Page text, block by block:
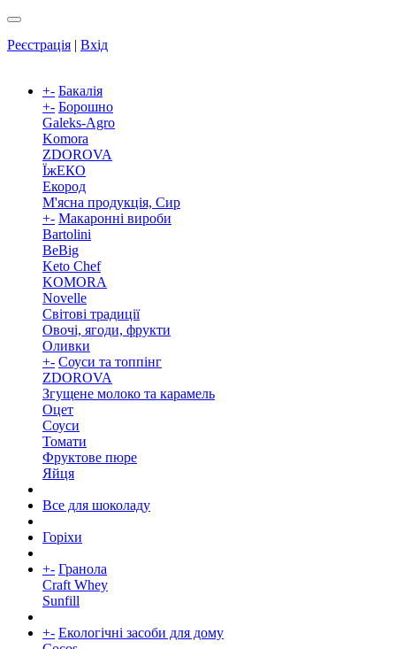
Реєстрація | Вхід
+- Бакалія
+- Борошно
Galeks-Agro
Komora
ZDOROVA
ЇжЕКО
Екород
М'ясна продукція, Сир
+- Макаронні вироби
Bartolini
BeBig
Keto Chef
KOMORA
Novelle
Світові традиції
Овочі, ягоди, фрукти
Оливки
+- Соуси та топпінг
ZDOROVA
Згущене молоко та карамель
Оцет
Соуси
Томати
Фруктове пюре
Яйця
Все для шоколаду
Горіхи
+- Гранола
Craft Whey
Sunfill
+- Екологічні засоби для дому